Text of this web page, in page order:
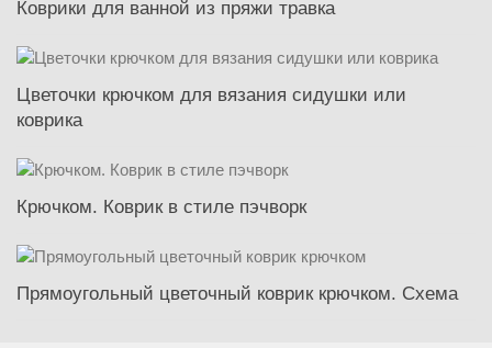
Коврики для ванной из пряжи травка
Цветочки крючком для вязания сидушки или
коврика
Крючком. Коврик в стиле пэчворк
Прямоугольный цветочный коврик крючком. Схема